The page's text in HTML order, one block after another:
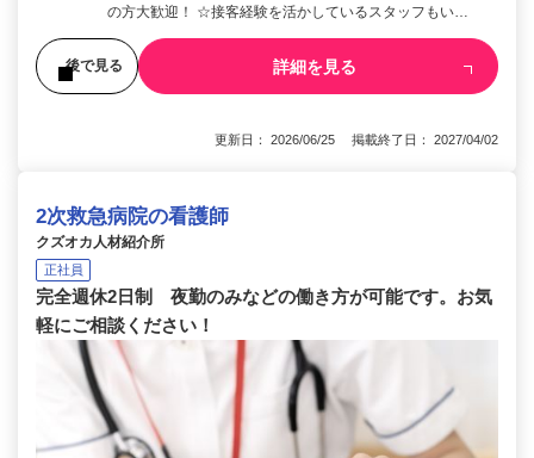
の方大歓迎！ ☆接客経験を活かしているスタッフもい…
後で見る 詳細を見る
更新日： 2026/06/25 掲載終了日： 2027/04/02
2次救急病院の看護師
クズオカ人材紹介所
正社員
完全週休2日制 夜勤のみなどの働き方が可能です。お気
軽にご相談ください！